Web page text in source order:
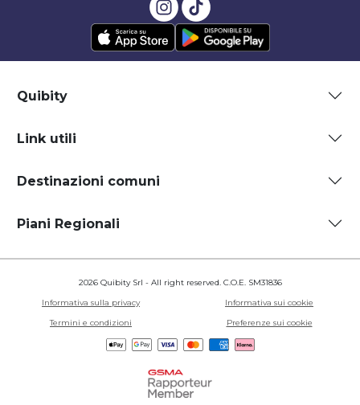
Quibity
Link utili
Destinazioni comuni
Piani Regionali
2026 Quibity Srl - All right reserved. C.O.E. SM31836
Informativa sulla privacy
Informativa sui cookie
Termini e condizioni
Preferenze sui cookie